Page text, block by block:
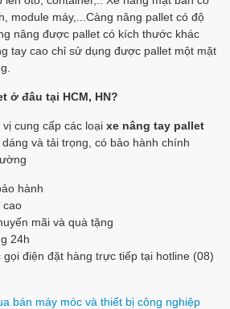
module máy,...Càng nâng pallet có độ
nâng được pallet có kích thước khác
tay cao chỉ sử dụng được pallet một mặt
ở đâu tại HCM, HN?
cung cấp các loại xe nâng tay pallet
và tải trọng, có bảo hành chính
hành
cao
mãi và quà tặng
24h
điện đặt hàng trực tiếp tại hotline (08)
bán máy móc và thiết bị công nghiệp